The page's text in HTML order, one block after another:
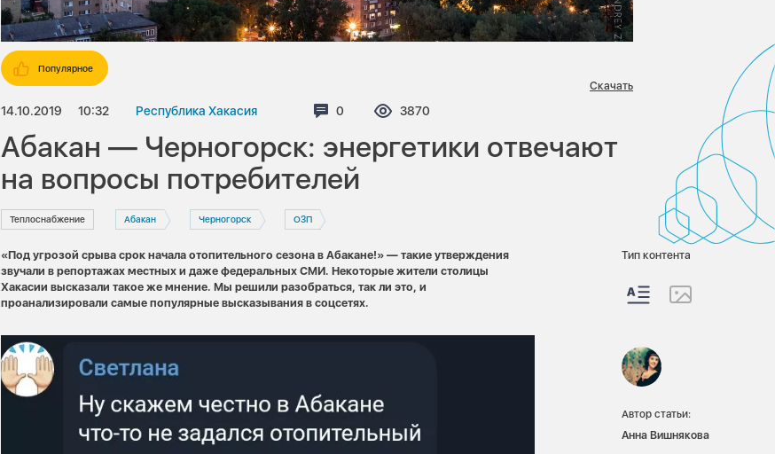
Популярное
14.10.2019 10:32 Республика Хакасия Комментариев:
0 Просмотров:
3870
Скачать
Абакан — Черногорск: энергетики отвечают
на вопросы потребителей
Теплоснабжение Абакан Черногорск ОЗП
«Под угрозой срыва срок начала отопительного сезона в Абакане!» —такие утверждения
звучали в репортажах местных и даже федеральных СМИ. Некоторые жители столицы
Хакасии высказали такое же мнение. Мы решили разобраться, так ли это, и
проанализировали самые популярные высказывания в соцсетях.
Тип контента
Автор статьи:
Анна Вишнякова